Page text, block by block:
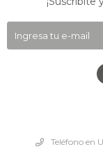
Teléfono en